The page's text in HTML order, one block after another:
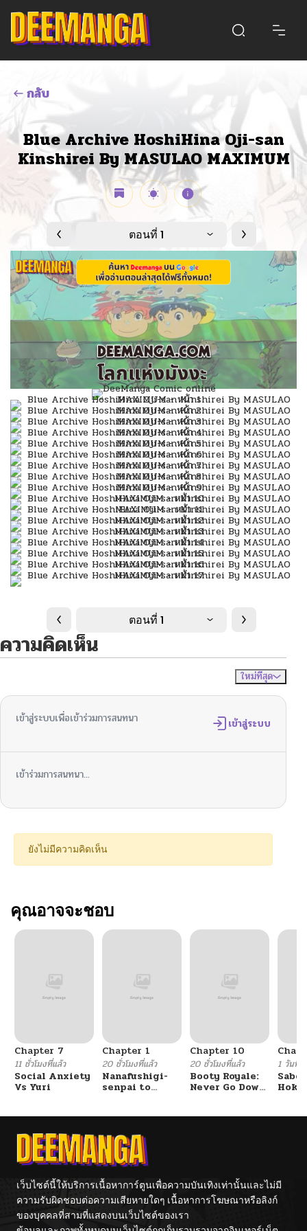
กลับ
Blue Archive HoshiHina Oji-san
Kinshirei By MASULAO MAXIMUM
ตอนที่ 1
ตอนที่ 1
ความคิดเห็น
ใหม่ที่สุด
เข้าสู่ระบบเพื่อเข้าร่วมการสนทนา เข้าสู่ระบบ
เข้าร่วมการสนทนา...
ยังไม่มีความคิดเห็น
คุณอาจจะชอบ
Chapter 7
11 ชั่วโมงที่แล้ว
Social Anxiety
Vs Yuri
Chapter 1
20 ชั่วโมงที่แล้ว
Nanafushigi-
senpai to
Chapter 10
20 ชั่วโมงที่แล้ว
Booty Royale:
Never Go Down
1 วันที่แ
เว็บไซต์นี้ให้บริการเนื้อหาการ์ตูนเพื่อความบันเทิงเท่านั้นและไม่มี
ความรับผิดชอบต่อความเสียหายใดๆ เนื้อหาการโฆษณาหรือลิงก์
ของบุคคลที่สามที่แสดงบนเว็บไซต์ของเรา